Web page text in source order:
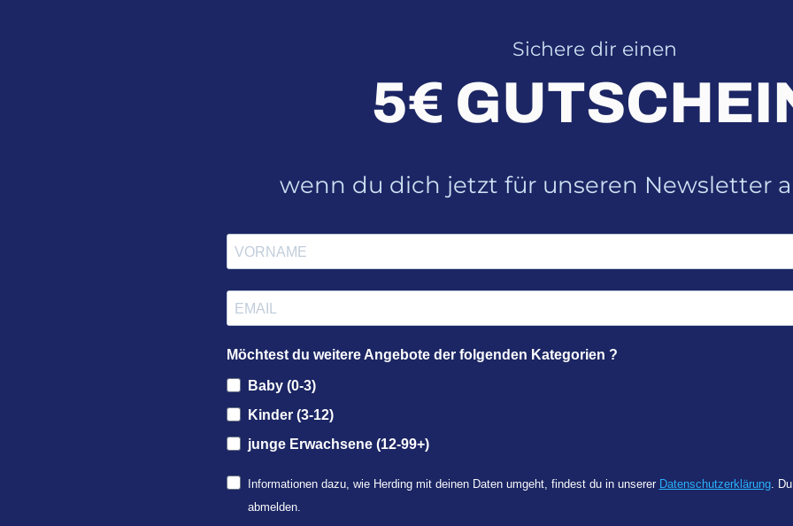
Sichere dir einen
5€
wenn du dich jetzt für unseren Newsletter
Möchtest du weitere Angebote der folgenden Kategorien ?
Baby (0-3)
Kinder (3-12)
junge Erwachsene (12-99+)
Informationen dazu, wie Herding mit deinen Daten umgeht, findest du in unserer Datenschutzerklärung.
abmelden.